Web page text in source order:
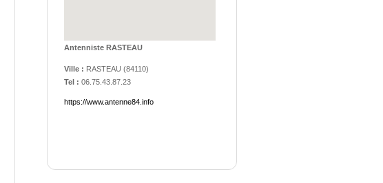
Antenniste RASTEAU
Ville : RASTEAU (84110)
Tel : 06.75.43.87.23
https://www.antenne84.info